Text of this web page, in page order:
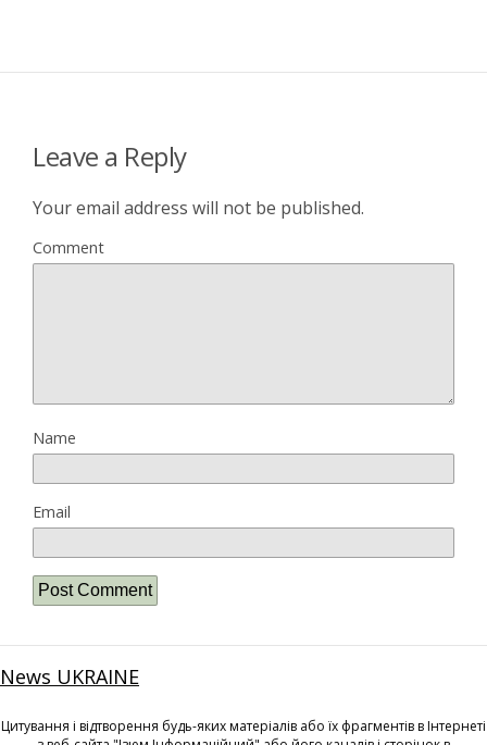
Leave a Reply
Your email address will not be published.
Comment
Name
Email
News UKRAINE
Цитування і відтворення будь-яких матеріалів або їх фрагментів в Інтернеті